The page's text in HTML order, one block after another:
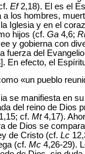
Ef2,18). El es el
a los hombres,
Iglesia y en el
hijos (cf. Ga 4,6;
y gobierna con
fuerza del
]. En efecto, el
«un pueblo
se manifiesta en
del reino de
1,15; cf. Mt4,17).
de Dios se
de Cristo (cf. Lc
(cf. Mc 4,26-29).